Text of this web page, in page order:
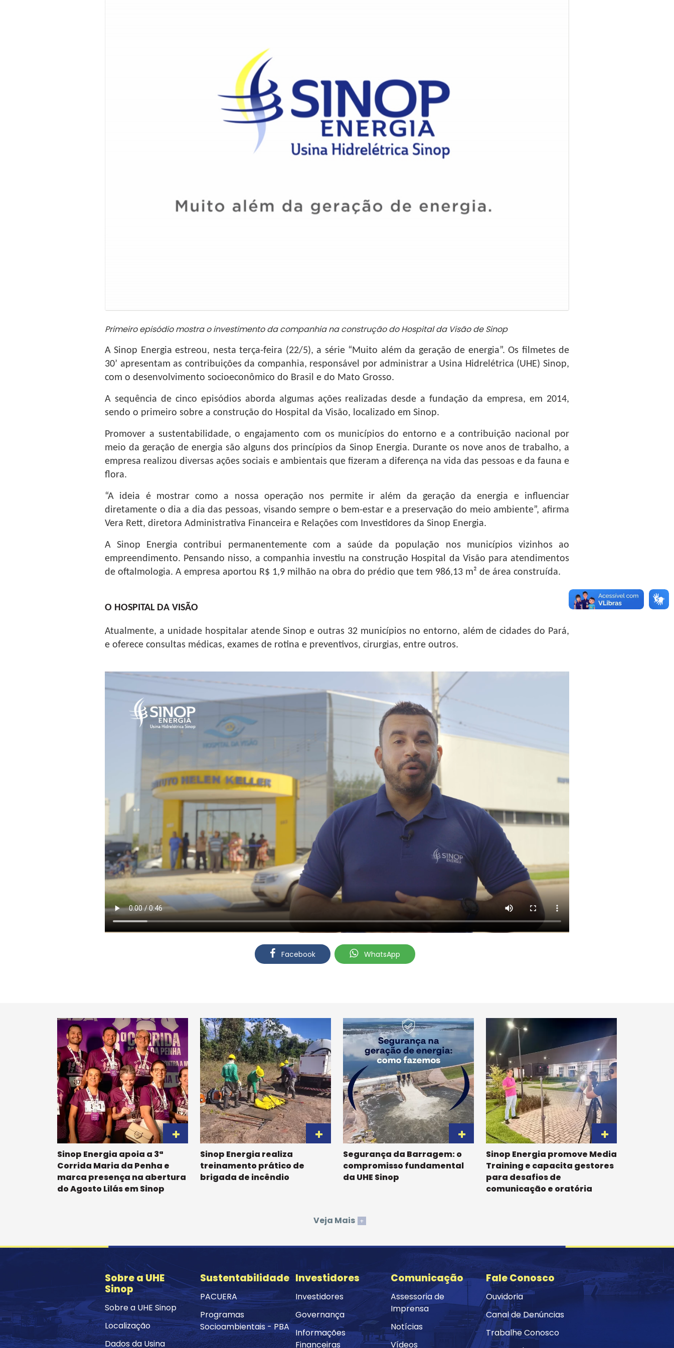
Primeiro episódio mostra o investimento da companhia na construção do Hospital da Visão de Sinop
A Sinop Energia estreou, nesta terça-feira (22/5), a série “Muito além da geração de energia”. Os filmetes de
30’ apresentam as contribuições da companhia, responsável por administrar a Usina Hidrelétrica (UHE) Sinop,
com o desenvolvimento socioeconômico do Brasil e do Mato Grosso.
A sequência de cinco episódios aborda algumas ações realizadas desde a fundação da empresa, em 2014,
sendo o primeiro sobre a construção do Hospital da Visão, localizado em Sinop.
Promover a sustentabilidade, o engajamento com os municípios do entorno e a contribuição nacional por
meio da geração de energia são alguns dos princípios da Sinop Energia. Durante os nove anos de trabalho, a
empresa realizou diversas ações sociais e ambientais que fizeram a diferença na vida das pessoas e da fauna e
flora.
“A ideia é mostrar como a nossa operação nos permite ir além da geração da energia e influenciar
diretamente o dia a dia das pessoas, visando sempre o bem-estar e a preservação do meio ambiente”, afirma
Vera Rett, diretora Administrativa Financeira e Relações com Investidores da Sinop Energia.
A Sinop Energia contribui permanentemente com a saúde da população nos municípios vizinhos ao
empreendimento. Pensando nisso, a companhia investiu na construção Hospital da Visão para atendimentos
de oftalmologia. A empresa aportou R$ 1,9 milhão na obra do prédio que tem 986,13 m² de área construída.
O HOSPITAL DA VISÃO
Atualmente, a unidade hospitalar atende Sinop e outras 32 municípios no entorno, além de cidades do Pará,
e oferece consultas médicas, exames de rotina e preventivos, cirurgias, entre outros.
Facebook WhatsApp
Sinop Energia apoia a 3ª
Corrida Maria da Penha e
marca presença na abertura
do Agosto Lilás em Sinop
Sinop Energia realiza
treinamento prático de
brigada de incêndio
Segurança da Barragem: o
compromisso fundamental
da UHE Sinop
Sinop Energia promove Media
Training e capacita gestores
para desafios de
comunicação e oratória
Veja Mais +
Sobre a UHE
Sinop
Sobre a UHE Sinop
Localização
Dados da Usina
Sustentabilidade
PACUERA
Programas
Socioambientais - PBA
Investidores
Investidores
Governança
Informações
Financeiras
Comunicação
Assessoria de
Imprensa
Notícias
Vídeos
Fale Conosco
Ouvidoria
Canal de Denúncias
Trabalhe Conosco